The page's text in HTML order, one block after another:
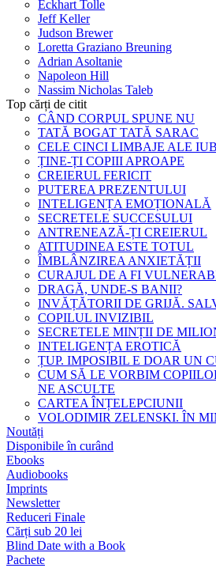
Eckhart Tolle
Jeff Keller
Judson Brewer
Loretta Graziano Breuning
Adrian Asoltanie
Napoleon Hill
Nassim Nicholas Taleb
Top cărți de citit
CÂND CORPUL SPUNE NU
TATĂ BOGAT TATĂ SARAC
CELE CINCI LIMBAJE ALE
ȚINE-ȚI COPIII APROAPE
CREIERUL FERICIT
PUTEREA PREZENTULUI
INTELIGENȚA EMOȚIONALĂ
SECRETELE SUCCESULUI
ANTRENEAZĂ-ȚI CREIERUL
ATITUDINEA ESTE TOTUL
ÎMBLÂNZIREA ANXIETĂȚII
CURAJUL DE A FI
DRAGĂ, UNDE-S BANII?
INVĂȚĂTORII DE GRIJĂ.
COPILUL INVIZIBIL
SECRETELE MINȚII DE
INTELIGENȚA EROTICĂ
ȚUP. IMPOSIBIL E DOAR UN
CUM SĂ LE VORBIM
NE ASCULTE
CARTEA ÎNȚELEPCIUNII
VOLODIMIR ZELENSKI. ÎN
Noutăți
Disponibile în curând
Ebooks
Audiobooks
Imprints
Newsletter
Reduceri Finale
Cărți sub 20 lei
Blind Date with a Book
Pachete